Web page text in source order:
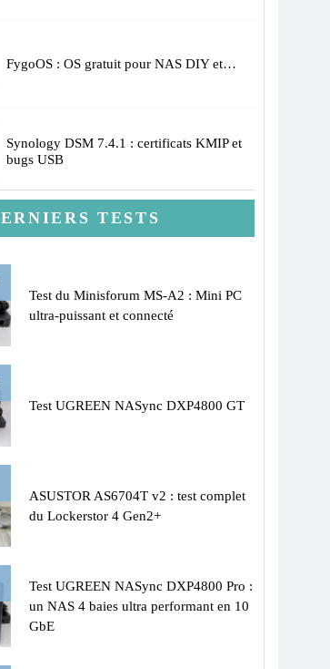
FygoOS : OS gratuit pour NAS DIY et…
Synology DSM 7.4.1 : certificats KMIP et
bugs USB
TESTS
Test du Minisforum MS-A2 : Mini PC
ultra-puissant et connecté
Test UGREEN NASync DXP4800 GT
ASUSTOR AS6704T v2 : test complet
du Lockerstor 4 Gen2+
Test UGREEN NASync DXP4800 Pro :
un NAS 4 baies ultra performant en 10
GbE